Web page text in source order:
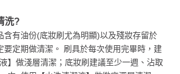
洗?
含有油份(底妝刷尤為明顯)以及殘妝存留於
要定期做清潔。 刷具於每次使用完畢時，建
】做淺層清潔；底妝刷建議至少一週、沾取